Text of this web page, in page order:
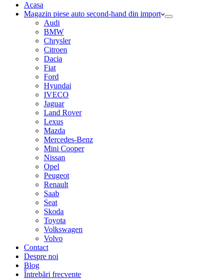
cumpărături
Acasa
Magazin piese auto second-hand din import
Audi
BMW
Chrysler
Citroen
Dacia
Fiat
Ford
Hyundai
IVECO
Jaguar
Land Rover
Lexus
Mazda
Mercedes-Benz
Mini Cooper
Nissan
Opel
Peugeot
Renault
Saab
Seat
Skoda
Toyota
Volkswagen
Volvo
Contact
Despre noi
Blog
Întrebări frecvente